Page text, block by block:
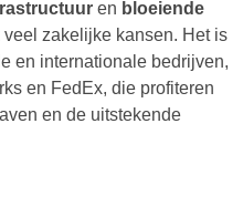
en bloeiende
zakelijke kansen. Het is
en internationale bedrijven,
en FedEx, die profiteren
en de uitstekende